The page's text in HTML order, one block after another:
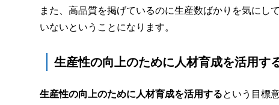
また、高品質を掲げているのに生産数ばかりを気にし
いないということになります。
生産性の向上のために人材育成を活用す
生産性の向上のために人材育成を活用するという目標